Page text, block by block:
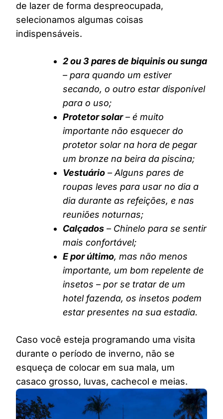
de lazer de forma despreocupada,
selecionamos algumas coisas
indispensáveis.
2 ou 3 pares de biquinis ou sunga
– para quando um estiver
secando, o outro estar disponível
para o uso;
Protetor solar– é muito
importante não esquecer do
protetor solar na hora de pegar
um bronze na beira da piscina;
Vestuário – Alguns pares de
roupas leves para usar no dia a
dia durante as refeições, e nas
reuniões noturnas;
Calçados – Chinelo para se sentir
mais confortável;
E por último, mas não menos
importante, um bom repelente de
insetos – por se tratar de um
hotel fazenda, os insetos podem
estar presentes na sua estadia.
Caso você esteja programando uma visita
durante o período de inverno, não se
esqueça de colocar em sua mala, um
casaco grosso, luvas, cachecol e meias.